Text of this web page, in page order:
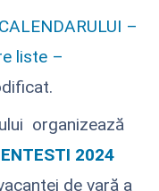
–
liste –
organizează
2024
de vară a